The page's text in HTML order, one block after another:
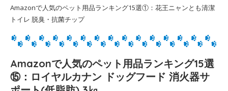
Amazonで人気のペット用品ランキング15選①：花王ニャンとも清潔
トイレ 脱臭・抗菌チップ
Amazonで人気のペット用品ランキング15選
⑮：ロイヤルカナン ドッグフード 消火器サ